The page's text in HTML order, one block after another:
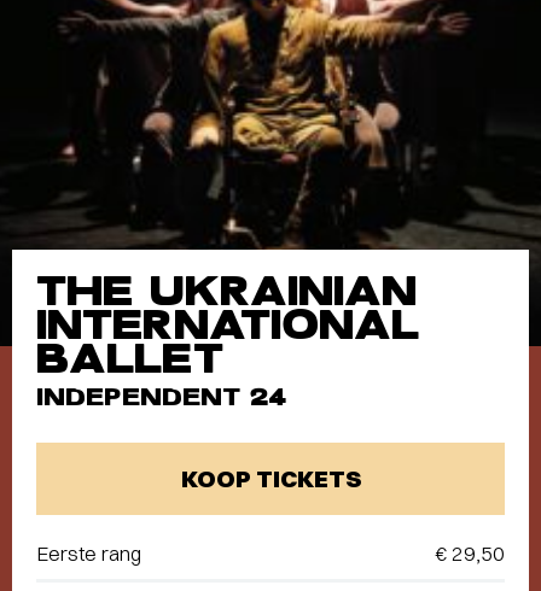
THE UKRAINIAN
INTERNATIONAL
BALLET
INDEPENDENT 24
KOOP TICKETS
Eerste rang € 29,50